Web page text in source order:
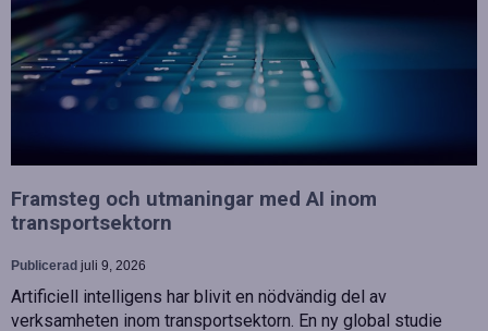
Framsteg och utmaningar med AI inom
transportsektorn
Publicerad juli 9, 2026
Artificiell intelligens har blivit en nödvändig del av
verksamheten inom transportsektorn. En ny global studie